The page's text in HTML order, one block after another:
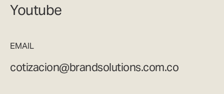
Youtube
EMAIL
cotizacion@brandsolutions.com.co